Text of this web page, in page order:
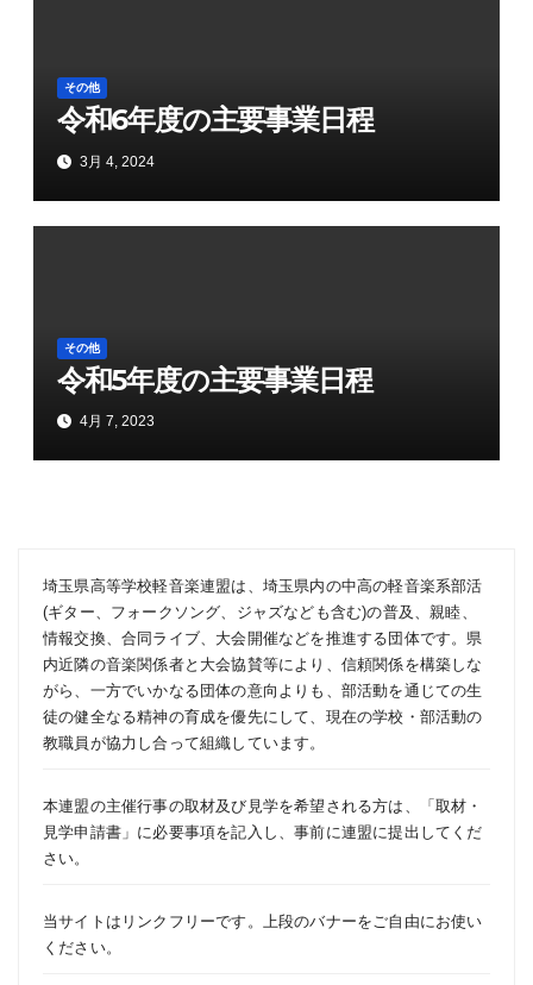
ョ
ン
その他
令和6年度の主要事業日程
3月 4, 2024
その他
令和5年度の主要事業日程
4月 7, 2023
埼玉県高等学校軽音楽連盟は、埼玉県内の中高の軽音楽系部活
(ギター、フォークソング、ジャズなども含む)の普及、親睦、
情報交換、合同ライブ、大会開催などを推進する団体です。県
内近隣の音楽関係者と大会協賛等により、信頼関係を構築しな
がら、一方でいかなる団体の意向よりも、部活動を通じての生
徒の健全なる精神の育成を優先にして、現在の学校・部活動の
教職員が協力し合って組織しています。
本連盟の主催行事の取材及び見学を希望される方は、「取材・
見学申請書 」に必要事項を記入し、事前に連盟に提出してくだ
さい。
当サイトはリンクフリーです。上段のバナーをご自由にお使い
ください。